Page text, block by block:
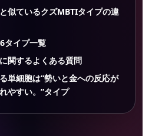
似ているクズMBTIタイプの違
タイプ一覧
関するよくある質問
単細胞は“勢いと金への反応が
やすい。”タイプ